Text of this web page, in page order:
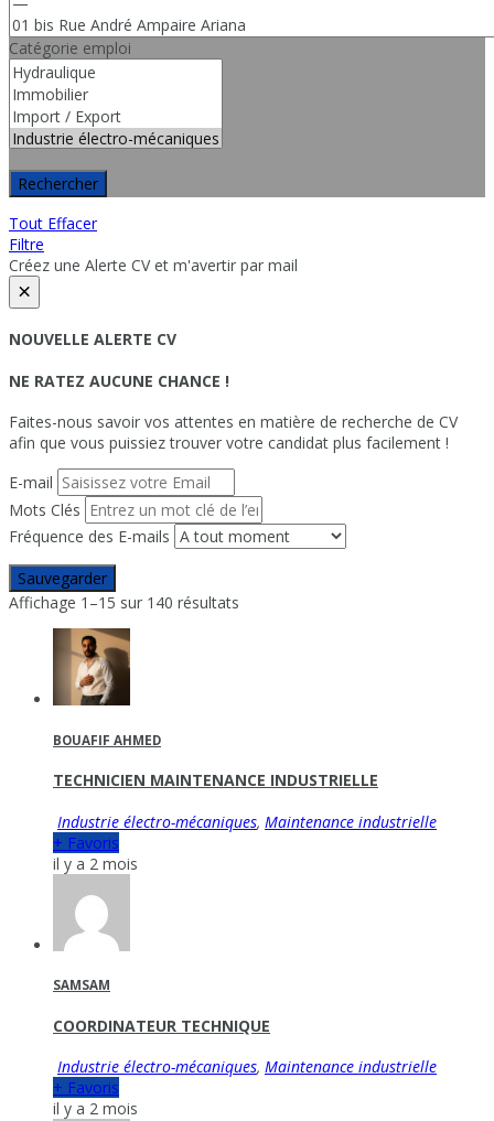
Catégorie emploi
Rechercher
Tout Effacer
Filtre
Créez une Alerte CV et m'avertir par mail
×
NOUVELLE ALERTE CV
NE RATEZ AUCUNE CHANCE !
Faites-nous savoir vos attentes en matière de recherche de CV
afin que vous puissiez trouver votre candidat plus facilement !
E-mail
Mots Clés
Fréquence des E-mails
Sauvegarder
Affichage 1–15 sur 140 résultats
BOUAFIF AHMED
TECHNICIEN MAINTENANCE INDUSTRIELLE
Industrie électro-mécaniques, Maintenance industrielle
+ Favoris
il y a 2 mois
SAMSAM
COORDINATEUR TECHNIQUE
Industrie électro-mécaniques, Maintenance industrielle
+ Favoris
il y a 2 mois